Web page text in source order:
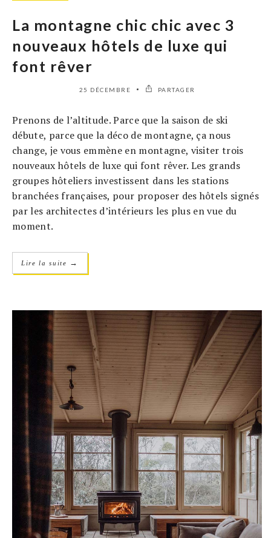
La montagne chic chic avec 3
nouveaux hôtels de luxe qui
font rêver
25 DÉCEMBRE PARTAGER
Prenons de l’altitude. Parce que la saison de ski
débute, parce que la déco de montagne, ça nous
change, je vous emmène en montagne, visiter trois
nouveaux hôtels de luxe qui font rêver. Les grands
groupes hôteliers investissent dans les stations
branchées françaises, pour proposer des hôtels signés
par les architectes d’intérieurs les plus en vue du
moment.
Lire la suite →